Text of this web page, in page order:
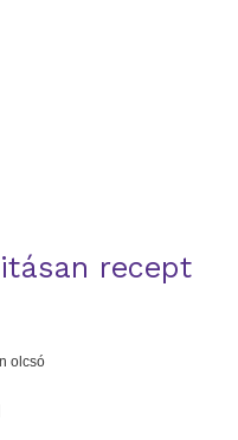
recept
olcsó